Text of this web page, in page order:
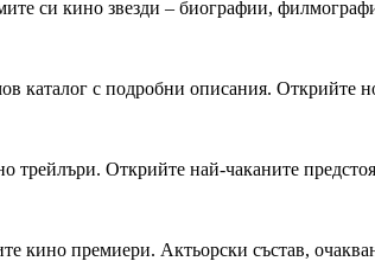
си кино звезди – биографии,
каталог с подробни описания. Открийте
трейлъри. Открийте най-чаканите
кино премиери. Актьорски състав,